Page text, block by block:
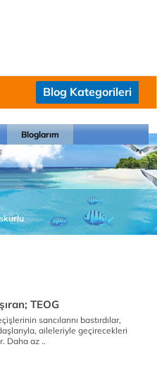
Blog Kategorileri
Bloglarım
TEOG
sancılarını bastırdılar,
aileleriyle geçirecekleri
Daha az ..